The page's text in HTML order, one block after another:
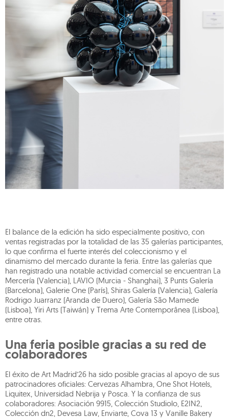
El balance de la edición ha sido especialmente positivo, con
ventas registradas por la totalidad de las 35 galerías participantes,
lo que confirma el fuerte interés del coleccionismo y el
dinamismo del mercado durante la feria. Entre las galerías que
han registrado una notable actividad comercial se encuentran La
Mercería (Valencia), LAVIO (Murcia - Shanghai), 3 Punts Galería
(Barcelona), Galerie One (París), Shiras Galería (Valencia), Galería
Rodrigo Juarranz (Aranda de Duero), Galería São Mamede
(Lisboa), Yiri Arts (Taiwán) y Trema Arte Contemporânea (Lisboa),
entre otras.
Una feria posible gracias a su red de
colaboradores
El éxito de Art Madrid’26 ha sido posible gracias al apoyo de sus
patrocinadores oficiales: Cervezas Alhambra, One Shot Hotels,
Liquitex, Universidad Nebrija y Posca. Y la confianza de sus
colaboradores: Asociación 9915, Colección Studiolo, E2IN2,
Colección dn2, Devesa Law, Enviarte, Cova 13 y Vanille Bakery